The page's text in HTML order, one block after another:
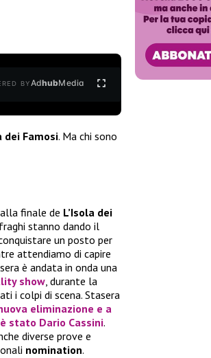
BYAdhubMedia
dei Famosi. Ma chi sono
finale de L’Isola dei
stanno dando il
un posto per
attendiamo di capire
è andata in onda una
show, durante la
i colpi di scena. Stasera
eliminazione e a
stato Dario Cassini.
diverse prove e
nomination.